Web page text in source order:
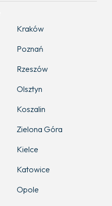
Kraków
Poznań
Rzeszów
Olsztyn
Koszalin
Zielona Góra
Kielce
Katowice
Opole